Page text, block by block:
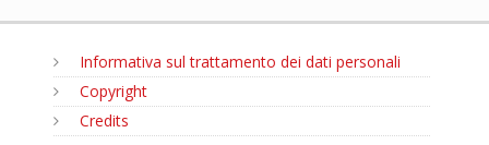
Informativa sul trattamento dei dati personali
Copyright
Credits